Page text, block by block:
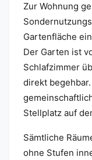
Zur Wohnung
Gartenfläche
Der Garten ist
Schlafzimmer
direkt
Stellplatz auf
Sämtliche
ohne Stufen